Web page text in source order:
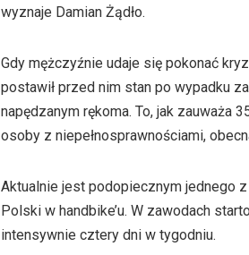
wyznaje Damian Żądło.
Gdy mężczyźnie udaje się pokonać
postawił przed nim stan po wypadku
napędzanym rękoma. To, jak zauważa
osoby z niepełnosprawnościami,
Aktualnie jest podopiecznym jednego
Polski w handbike’u. W zawodach
intensywnie cztery dni w tygodniu.